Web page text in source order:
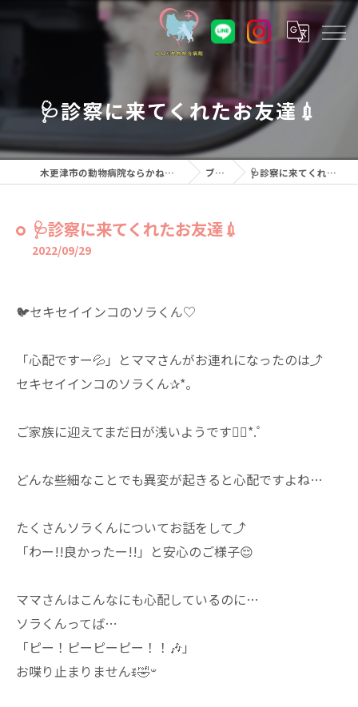
🩺診察に来てくれたお友達💉
木更津市の動物病院ならかねだ動物総合病院 ブログ 🩺診察に来てくれたお友達💉
🩺診察に来てくれたお友達💉
2022/09/29
🐦セキセイインコのソラくん♡
「心配ですー💦」とママさんがお連れになったのは⤴
セキセイインコのソラくん✰*。
ご家族に迎えてまだ日が浅いようです❁⃘*.ﾟ
どんな些細なことでも異変が起きると心配ですよね…
たくさんソラくんについてお話をして⤴
「わー!!良かったー!!」と安心のご様子😌
ママさんはこんなにも心配しているのに…
ソラくんってば…
「ピー！ピーピーピー！！🎶」